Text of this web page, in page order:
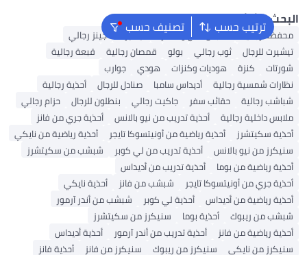
ترتيب حسب تصنيف حسب الشائع
رجالية ملابس الحج والعمرة تيشيرت
جينز رجالي
للرجال
ثوب رجالي بولو قمصان رجالية
قبعة رجالية
كنزة هوديات وكنزات هودي
جوارب
شمسية رجالية
أديداس سامبا صنادل للرجال
أحذية رجالية
رجالية
حقائب سفر جاكيت رجالي بنطلون للرجال
حزام رجالي
داخلية رجالية
أحذية تدريب من نيو بالانس
أحذية جري من فانز
سكيتشرز
أحذية رياضية من أونيتسوكا تايجر
أحذية رياضية من نايكي
من نيو بالانس
أحذية تدريب من لي كوبر
شبشب من سكيتشرز
رياضية من بوما
أحذية تدريب من أديداس
جري من أونيتسوكا تايجر
شبشب من فانز
أحذية نايكي
رياضية من أديداس
أحذية لي كوبر
شبشب من أندر آرمور
من ريبوك
أحذية بوما
سنيكرز من سكيتشرز
رياضية من فانز
أحذية تدريب من أندر آرمور
أحذية أديداس
من نايكي
سنيكرز من ريبوك سنيكرز من فانز
أحذية فانز